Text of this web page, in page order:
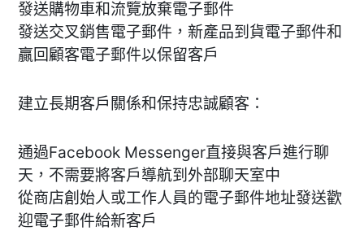
發送購物車和流覽放棄電子郵件
發送交叉銷售電子郵件，新產品到貨電子郵件和
贏回顧客電子郵件以保留客戶
建立長期客戶關係和保持忠誠顧客：
通過Facebook Messenger直接與客戶進行聊
天，不需要將客戶導航到外部聊天室中
從商店創始人或工作人員的電子郵件地址發送歡
迎電子郵件給新客戶